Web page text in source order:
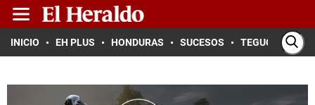
INICIO EH PLUS HONDURAS SUCESOS TEGUCIGALPA